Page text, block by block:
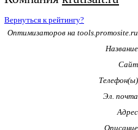
Вернуться к рейтингу?
Оптимизаторов на tools.promosite.ru
Название
Сайт
Телефон(ы)
Эл. почта
Адрес
Описание